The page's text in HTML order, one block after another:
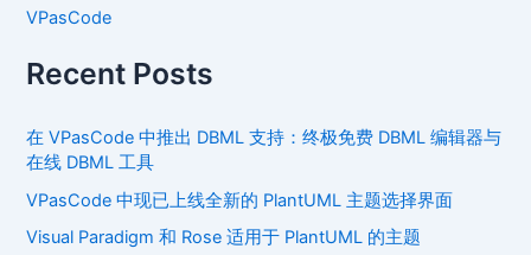
VPasCode
Recent Posts
在 VPasCode 中推出 DBML 支持：终极免费 DBML 编辑器与
在线 DBML 工具
VPasCode 中现已上线全新的 PlantUML 主题选择界面
Visual Paradigm 和 Rose 适用于 PlantUML 的主题